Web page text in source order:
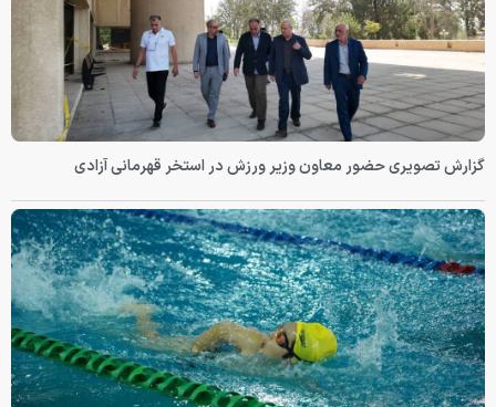
گزارش تصویری حضور معاون وزیر ورزش در استخر قهرمانی آزادی